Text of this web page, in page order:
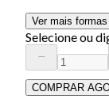
Ver mais
Selecione ou
COMPRAR